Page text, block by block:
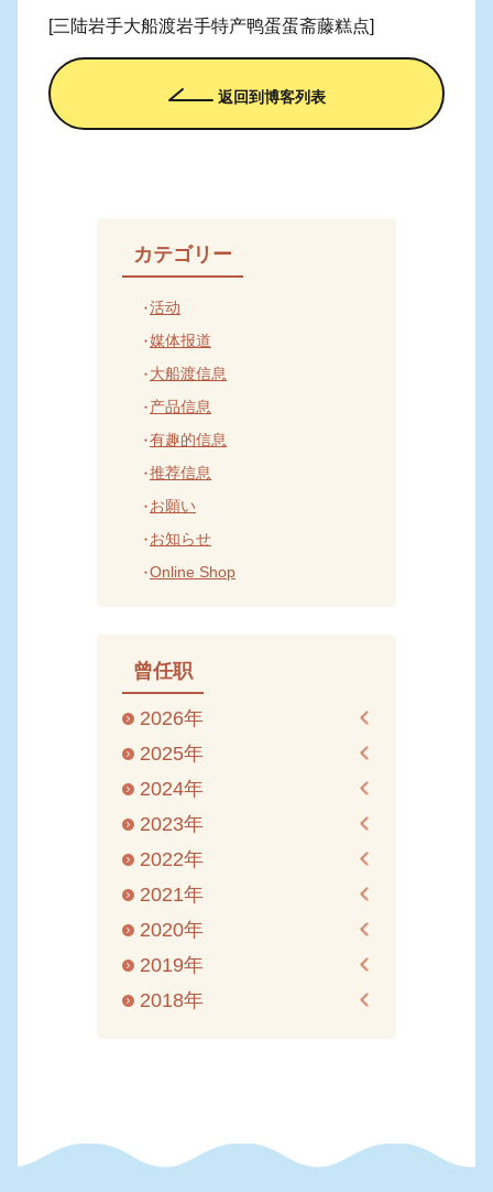
[三陆岩手大船渡岩手特产鸭蛋蛋斋藤糕点]
返回到博客列表
カテゴリー
活动
媒体报道
大船渡信息
产品信息
有趣的信息
推荐信息
お願い
お知らせ
Online Shop
曾任职
2026年
2025年
2024年
2023年
2022年
2021年
2020年
2019年
2018年